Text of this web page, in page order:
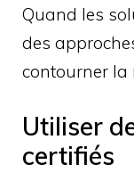
Quand les
des
contourner la
Utiliser
certifiés